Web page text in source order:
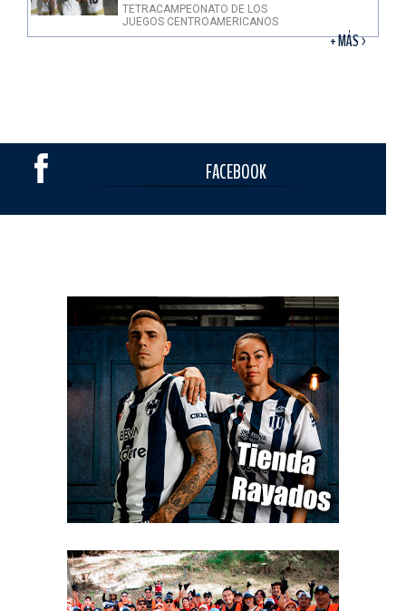
TETRACAMPEONATO DE LOS
JUEGOS CENTROAMERICANOS
+ MÁS >
FACEBOOK